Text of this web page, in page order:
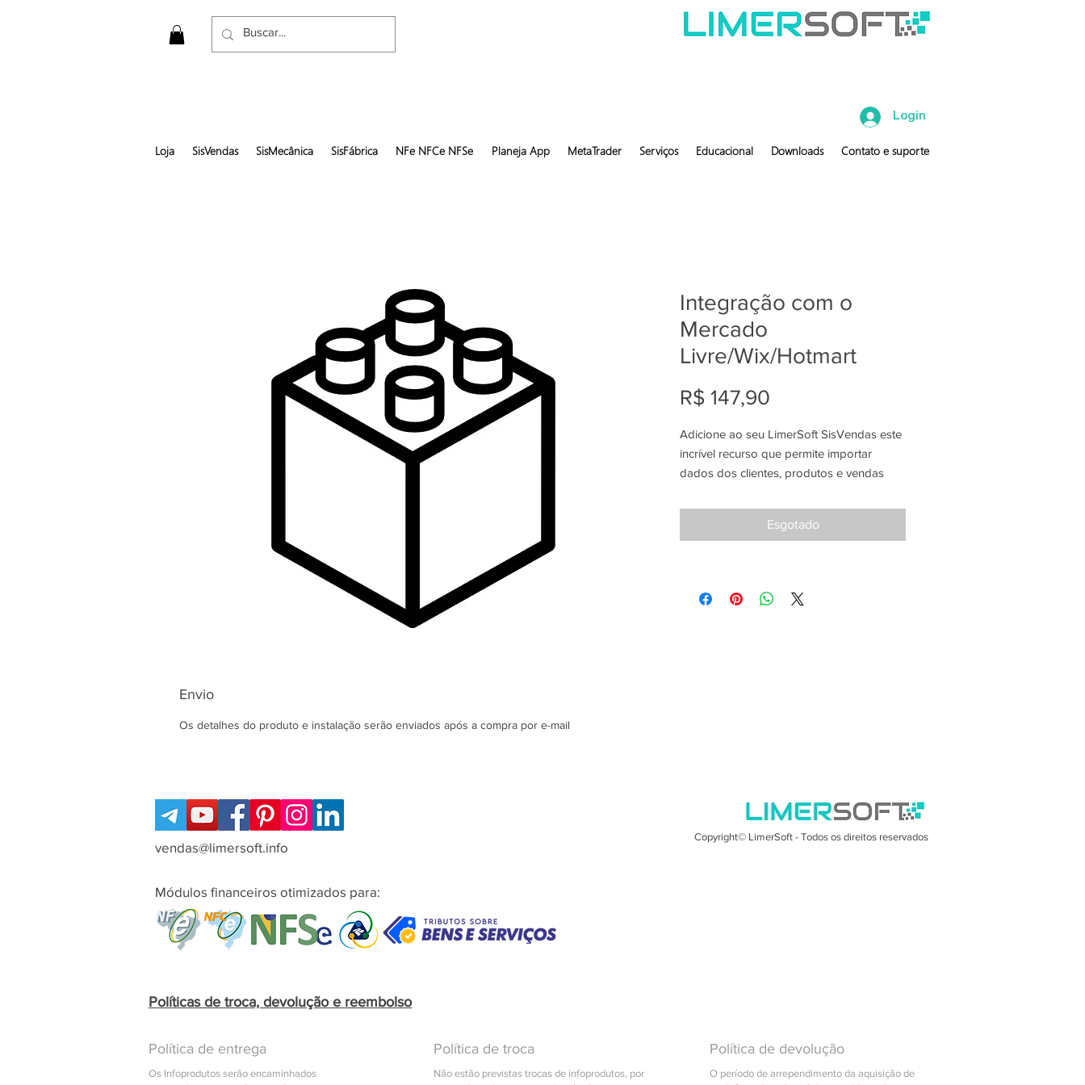
Login
Loja SisVendas SisMecânica SisFábrica NFe NFCe NFSe Planeja App MetaTrader Serviços Educacional Downloads Contato e suporte
Integração com o
Mercado
Livre/Wix/Hotmart
R$ 147,90
Adicione ao seu LimerSoft SisVendas este
incrível recurso que permite importar
dados dos clientes, produtos e vendas
Livre, Wix ou Hotmart!
Conhecimentos necessários: HTML e
Esgotado
Envio
Os detalhes do produto e instalação serão enviados após a compra por e-mail
vendas@limersoft.info
Copyright© LimerSoft - Todos os direitos reservados
Módulos financeiros otimizados para:
Políticas de troca, devolução e reembolso
Política de entrega
Os Infoprodutos serão encaminhados
Política de troca
Não estão previstas trocas de infoprodutos, por
Política de devolução
O período de arrependimento da aquisição de